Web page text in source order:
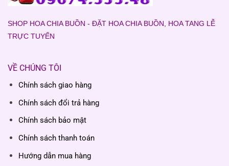
SHOP HOA CHIA BUỒN - ĐẶT HOA CHIA BUỒN, HOA TANG LỄ
TRỰC TUYẾN
VỀ CHÚNG TÔI
Chính sách giao hàng
Chính sách đổi trả hàng
Chính sách bảo mật
Chính sách thanh toán
Hướng dẫn mua hàng